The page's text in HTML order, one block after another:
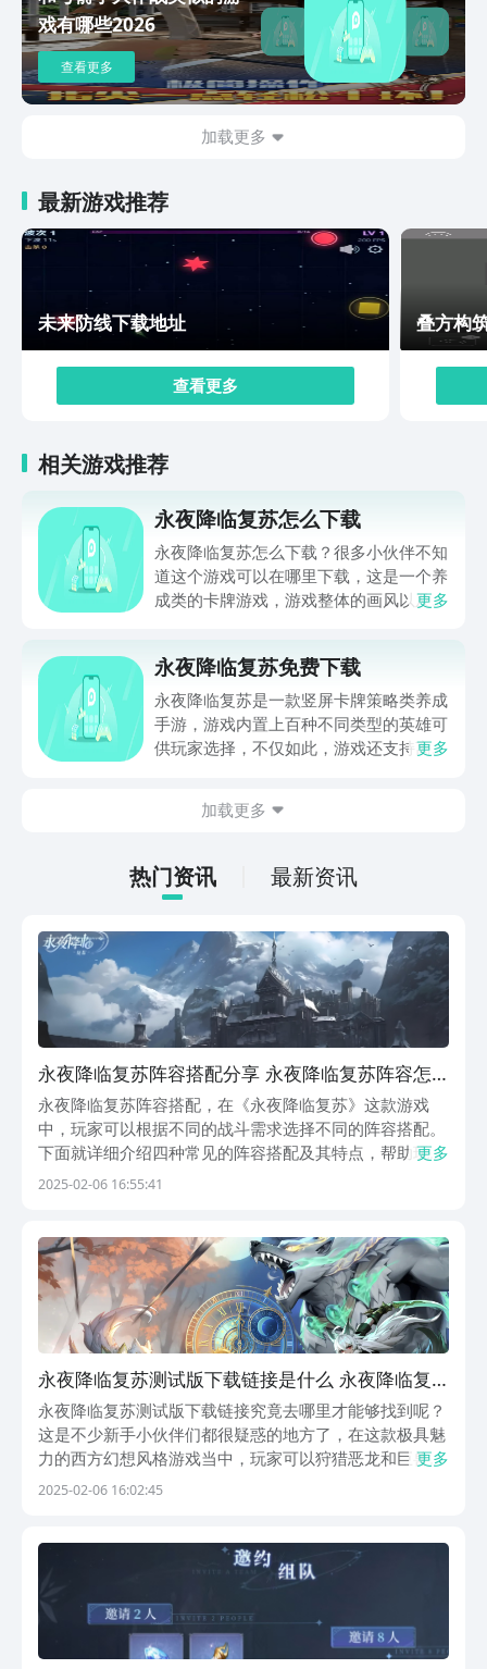
戏有哪些2026
查看更多
加载更多
最新游戏推荐
未来防线下载地址
查看更多
叠方构
相关游戏推荐
永夜降临复苏怎么下载
永夜降临复苏怎么下载？很多小伙伴不知
道这个游戏可以在哪里下载，这是一个养
成类的卡牌游戏，游戏整体的画风以及题
目前还不知道怎么下载的朋友，可以直接
从本文的下载链接进入下载。
更多
永夜降临复苏免费下载
永夜降临复苏是一款竖屏卡牌策略类养成
手游，游戏内置上百种不同类型的英雄可
供玩家选择，不仅如此，游戏还支持离线
链接供大家参考，希望能帮助到各位想要
更多
加载更多
热门资讯 最新资讯
永夜降临复苏阵容搭配分享 永夜降临复苏阵容怎
么搭配
永夜降临复苏阵容搭配，在《永夜降临复苏》这款游戏
中，玩家可以根据不同的战斗需求选择不同的阵容搭配。
下面就详细介绍四种常见的阵容搭配及其特点，帮助玩家
更好地应对各种战斗局面。成员：妃、菲尼、丝黛拉、弥
强...
更多
2025-02-06 16:55:41
永夜降临复苏测试版下载链接是什么 永夜降临复
苏测试版下载链接推荐
永夜降临复苏测试版下载链接究竟去哪里才能够找到呢？
这是不少新手小伙伴们都很疑惑的地方了，在这款极具魅
力的西方幻想风格游戏当中，玩家可以狩猎恶龙和巨兽，
本次小编就给大家专门带来的这款游戏的下载链接分享供
临：...
更多
2025-02-06 16:02:45